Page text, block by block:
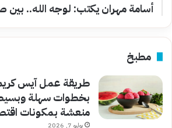
أسامة مهران يكتب: لوجه الله.. بين
مطبخ
طريقة عمل آيس كريم
بخطوات سهلة
منعشة بمكونات
يوليو 7, 2026